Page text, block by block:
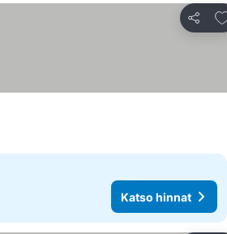
Jaa
Katso hinnat